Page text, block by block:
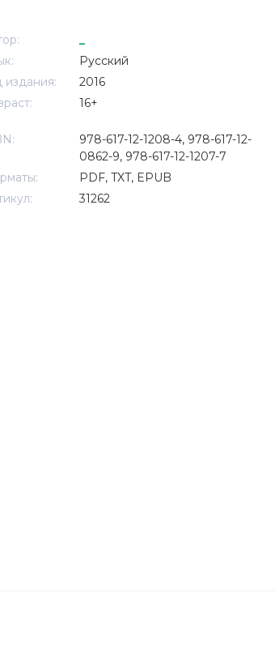
_
Русский
издания:
2016
16+
978-617-12-1208-4, 978-617-12-
0862-9, 978-617-12-1207-7
PDF, TXT, EPUB
31262